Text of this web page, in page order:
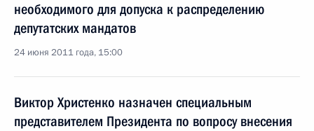
необходимого для допуска к распределению
депутатских мандатов
24 июня 2011 года, 15:00
Виктор Христенко назначен специальным
представителем Президента по вопросу внесения